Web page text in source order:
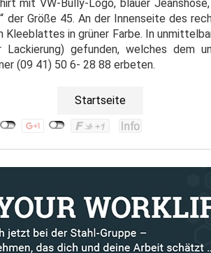
mit VW-Bully-Logo, blauer
der Größe 45. An der Innenseite des
in grüner Farbe. In
gefunden, welches dem
(09 41) 50 6- 28 88 erbeten.
Startseite